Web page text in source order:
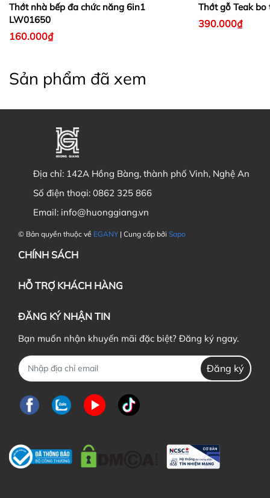
Thớt nhà bếp đa chức năng 6in1
LW01650
160.000₫
Thớt gỗ Teak bo
390.000₫
Sản phẩm đã xem
Địa chỉ: 142A Hồng Bàng, thành phố Vinh, Nghệ An
Số điện thoại: 0862 325 866
Email: info@huonggiang.vn
© Bản quyền thuộc về EGANY | Cung cấp bởi Sapo
CHÍNH SÁCH
HỖ TRỢ KHÁCH HÀNG
ĐĂNG KÝ NHẬN TIN
Bạn muốn nhận khuyến mãi đặc biệt? Đăng ký ngay.
Đăng ký